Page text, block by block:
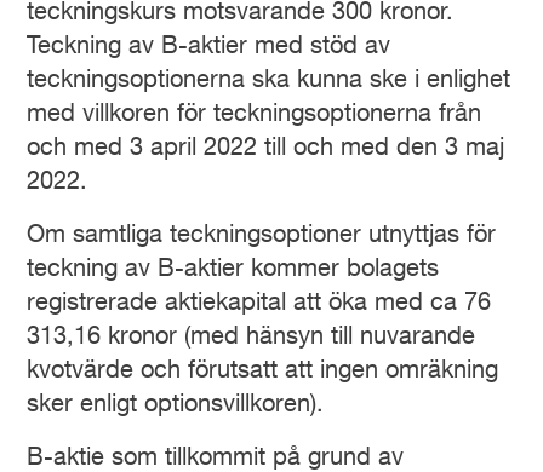
teckningskurs motsvarande 300 kronor.
Teckning av B-aktier med stöd av
teckningsoptionerna ska kunna ske i enlighet
med villkoren för teckningsoptionerna från
och med 3 april 2022 till och med den 3 maj
2022.
Om samtliga teckningsoptioner utnyttjas för
teckning av B-aktier kommer bolagets
registrerade aktiekapital att öka med ca 76
313,16 kronor (med hänsyn till nuvarande
kvotvärde och förutsatt att ingen omräkning
sker enligt optionsvillkoren).
B-aktie som tillkommit på grund av